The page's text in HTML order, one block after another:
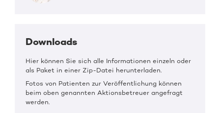
Downloads
Hier können Sie sich alle Informationen einzeln oder
als Paket in einer Zip-Datei herunterladen.
Fotos von Patienten zur Veröffentlichung können
beim oben genannten Aktionsbetreuer angefragt
werden.